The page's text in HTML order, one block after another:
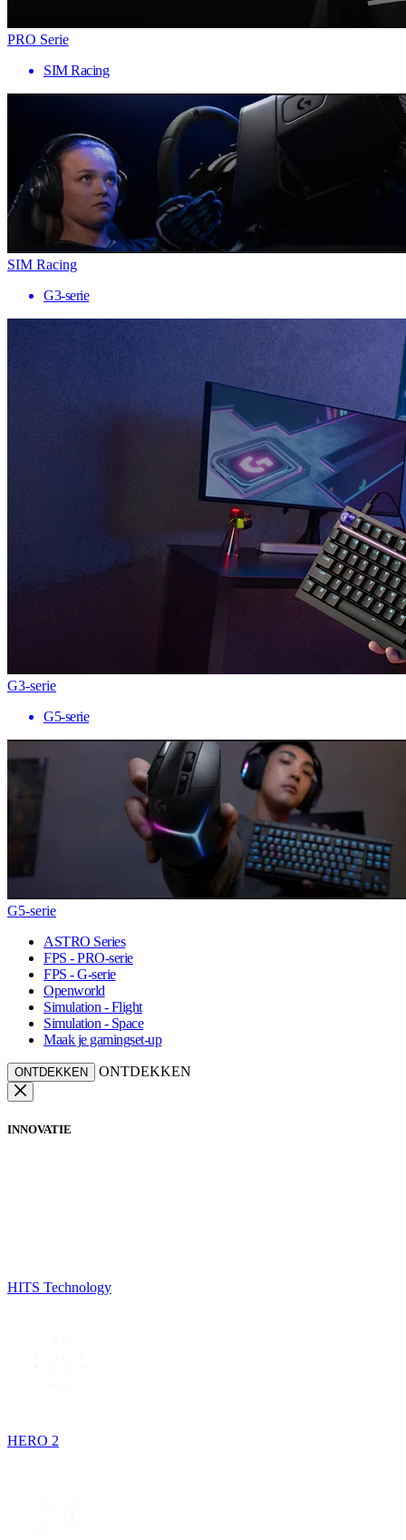
PRO Serie
SIM Racing
SIM Racing
G3-serie
G3-serie
G5-serie
G5-serie
ASTRO Series
FPS - PRO-serie
FPS - G-serie
Openworld
Simulation - Flight
Simulation - Space
Maak je gamingset-up
ONTDEKKEN ONTDEKKEN
INNOVATIE
HITS Technology
HERO 2